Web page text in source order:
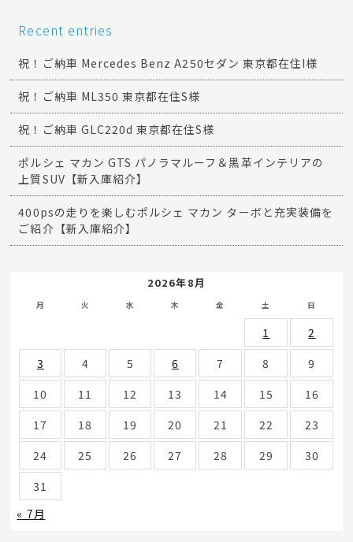
Recent entries
祝！ご納車 Mercedes Benz A250セダン 東京都在住I様
祝！ご納車 ML350 東京都在住S様
祝！ご納車 GLC220d 東京都在住S様
ポルシェ マカン GTS パノラマルーフ＆黒革インテリアの
上質SUV【新入庫紹介】
400psの走りを楽しむポルシェ マカン ターボと充実装備を
ご紹介【新入庫紹介】
2026年8月
月 火 水 木 金 土 日
1
2
3
4 5 6 7 8
9
10
11 12 13 14 15
16
17
18 19 20 21 22
23
24
25 26 27 28 29
30
31
« 7月